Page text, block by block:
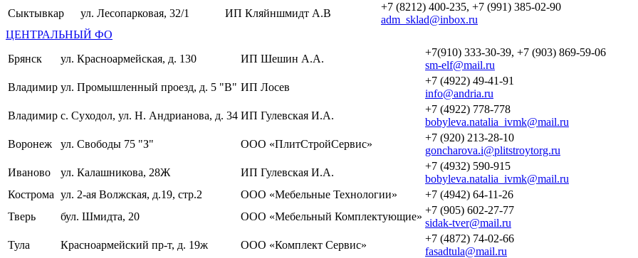
Сыктывкар
ул. Лесопарковая, 32/1 ИП Кляйншмидт А.В
+7 (8212) 400-235, +7 (991) 385-02-90
adm_sklad@inbox.ru
ЦЕНТРАЛЬНЫЙ ФО
Брянск
ул. Красноармейская, д. 130 ИП Шешин А.А.
+7(910) 333-30-39, +7 (903) 869-59-06
sm-elf@mail.ru
Владимир ул. Промышленный проезд, д. 5 "В" ИП Лосев
+7 (4922) 49-41-91
info@andria.ru
Владимир с. Суходол, ул. Н. Андрианова, д. 34 ИП Гулевская И.А.
+7 (4922) 778-778
bobyleva.natalia_ivmk@mail.ru
Воронеж
ул. Свободы 75 "З" ООО «ПлитСтройСервис»
+7 (920) 213-28-10
goncharova.i@plitstroytorg.ru
Иваново
ул. Калашникова, 28Ж ИП Гулевская И.А.
+7 (4932) 590-915
bobyleva.natalia_ivmk@mail.ru
Кострома ул. 2-ая Волжская, д.19, стр.2 ООО «Мебельные Технологии»
+7 (4942) 64-11-26
Тверь
бул. Шмидта, 20 ООО «Мебельный Комплектующие»
+7 (905) 602-27-77
sidak-tver@mail.ru
Тула
Красноармейский пр-т, д. 19ж ООО «Комплект Сервис»
+7 (4872) 74-02-66
fasadtula@mail.ru